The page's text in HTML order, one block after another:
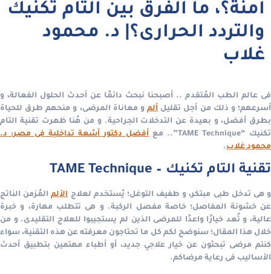
آمنة؟، ما الفرق بين التام تكنيك
والتردد الحرارى؟| د. محمود
غلاب
فى عالم الطب المُتقدم .. أصبحنا نبحث دائمًا عن أحدث الحلول الفعالة، و
أسرعهم؛ و ذلك من أجل تقليل ألمو معاناة المرضى، و منحهم طرق للحياة
بطرق أفضل، و بعيدة عن التدخلات الجراحية. و من هُنا ظهرت تقنية التام
تكنيك “TAME Technique”.. مع
أفضل دكتور أشعة تداخلية فى مصر: د.
محمود غلاب.
تقنية التام تكنيك – TAME Technique
و هى تدخل طبى مبتكر، و طفيف التوغل؛ يُستخدم لعلاجالألمالمُزمن الناتج
عن خشونة المفاصل؛ خاصة مفصل الركبة. و هى تتطلب مهارة، و خبرة
عالية، و تُعد خيارًا واعدًا للمرضى الذين لم يستجيبوا للعلاج التقليدى. و من
خلال هذا المقال؛ سنوضح لكم كل ما تحتاجون معرفته عن هذه التقنية، سواء
كنتم مرضى تبحثون عن خيار علاجي جديد، أو أطباء مهتمين بتطبيق أحدث
الأساليب فى رعاية مرضاكم.